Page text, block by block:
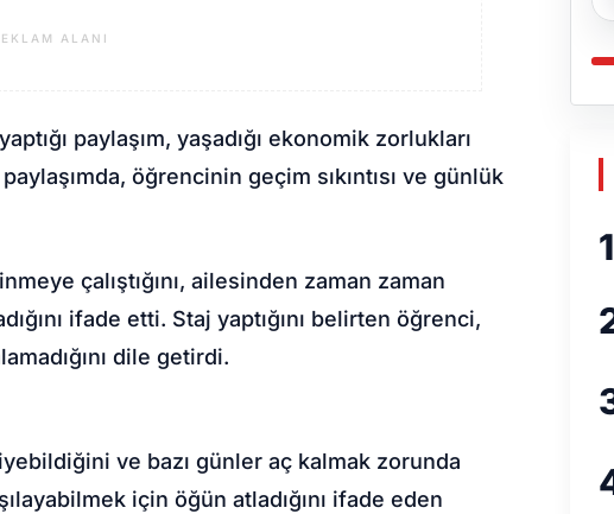
ALANI
paylaşım, yaşadığı ekonomik zorlukları
öğrencinin geçim sıkıntısı ve günlük
çalıştığını, ailesinden zaman zaman
ifade etti. Staj yaptığını belirten öğrenci,
dile getirdi.
ve bazı günler aç kalmak zorunda
için öğün atladığını ifade eden
1